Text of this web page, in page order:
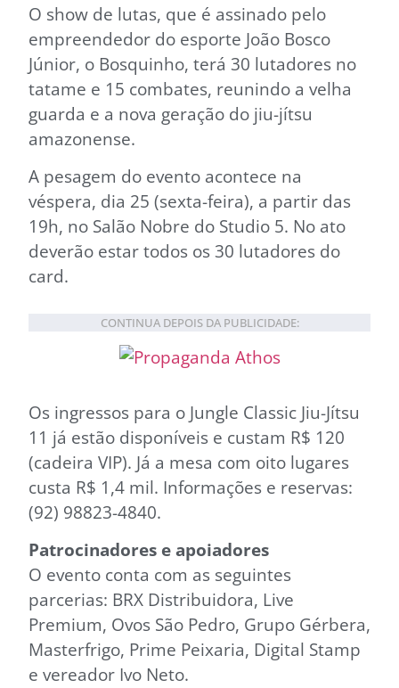
O show de lutas, que é assinado pelo
empreendedor do esporte João Bosco
Júnior, o Bosquinho, terá 30 lutadores no
tatame e 15 combates, reunindo a velha
guarda e a nova geração do jiu-jítsu
amazonense.
A pesagem do evento acontece na
véspera, dia 25 (sexta-feira), a partir das
19h, no Salão Nobre do Studio 5. No ato
deverão estar todos os 30 lutadores do
card.
CONTINUA DEPOIS DA PUBLICIDADE:
Os ingressos para o Jungle Classic Jiu-Jítsu
11 já estão disponíveis e custam R$ 120
(cadeira VIP). Já a mesa com oito lugares
custa R$ 1,4 mil. Informações e reservas:
(92) 98823-4840.
Patrocinadores e apoiadores
O evento conta com as seguintes
parcerias: BRX Distribuidora, Live
Premium, Ovos São Pedro, Grupo Gérbera,
Masterfrigo, Prime Peixaria, Digital Stamp
e vereador Ivo Neto.